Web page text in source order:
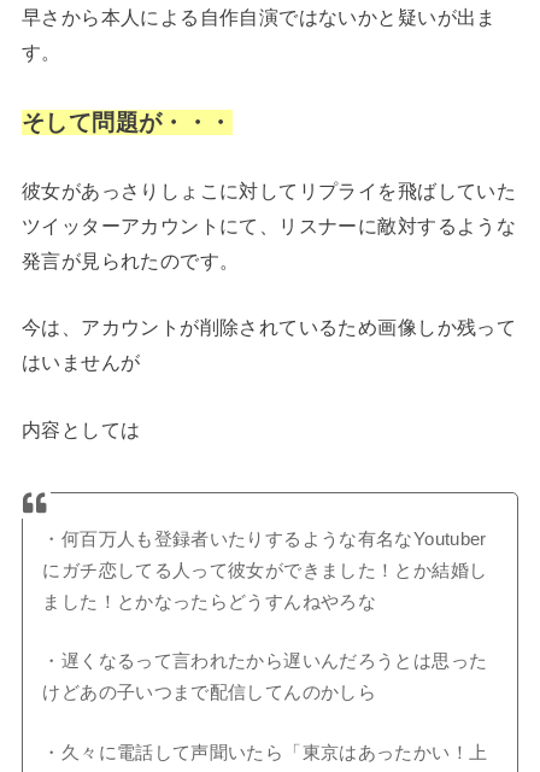
早さから本人による自作自演ではないかと疑いが出ま
す。
そして問題が・・・
彼女があっさりしょこに対してリプライを飛ばしていた
ツイッターアカウントにて、リスナーに敵対するような
発言が見られたのです。
今は、アカウントが削除されているため画像しか残って
はいませんが
内容としては
・何百万人も登録者いたりするような有名なYoutuber
にガチ恋してる人って彼女ができました！とか結婚し
ました！とかなったらどうすんねやろな
・遅くなるって言われたから遅いんだろうとは思った
けどあの子いつまで配信してんのかしら
・久々に電話して声聞いたら「東京はあったかい！上